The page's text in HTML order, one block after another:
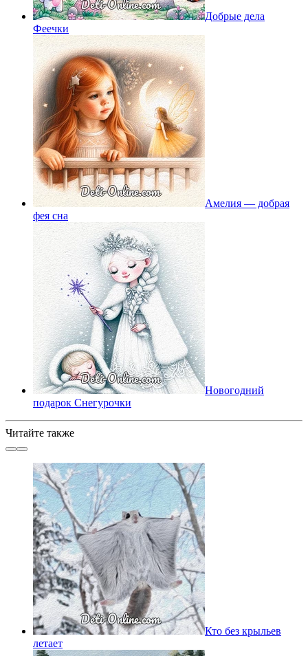
Добрые дела
Феечки
Амелия — добрая
фея сна
Новогодний
подарок Снегурочки
Читайте также
Кто без крыльев
летает